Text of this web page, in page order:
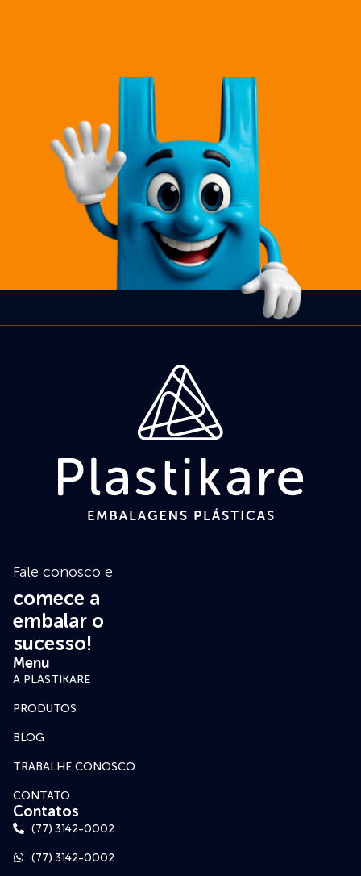
Fale conosco e
comece a
embalar o
sucesso!
Menu
A PLASTIKARE
PRODUTOS
BLOG
TRABALHE CONOSCO
CONTATO
Contatos
(77) 3142-0002
(77) 3142-0002